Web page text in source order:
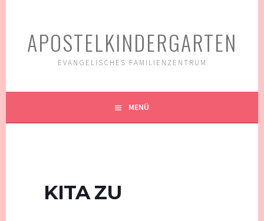
APOSTELKINDERGARTEN
EVANGELISCHES FAMILIENZENTRUM
MENÜ
KITA ZU